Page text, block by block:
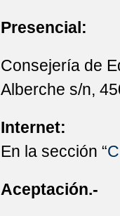
Presencial:
Consejería de
Alberche s/n,
Internet:
En la sección “
Aceptación.-